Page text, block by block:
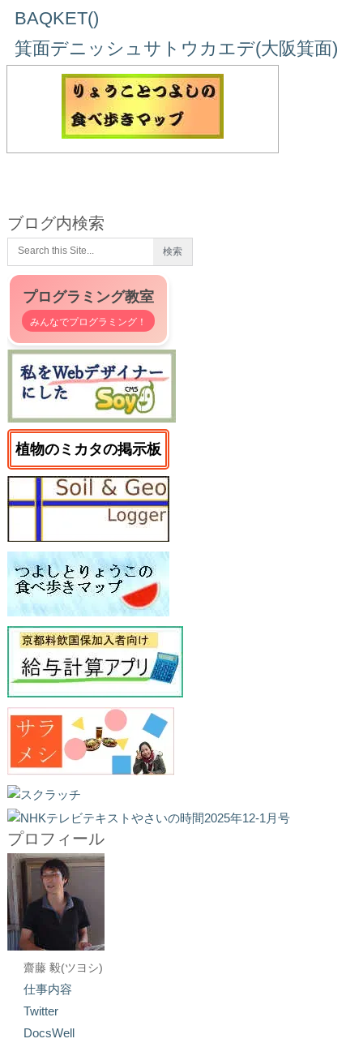
BAQKET()
箕面デニッシュサトウカエデ(大阪箕面)
ブログ内検索
プログラミング教室
みんなでプログラミング！
植物のミカタの掲示板
プロフィール
齋藤 毅(ツヨシ)
仕事内容
Twitter
DocsWell